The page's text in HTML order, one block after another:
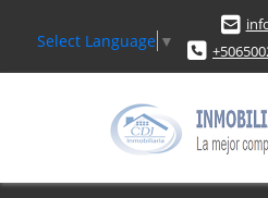
Select Language ▼